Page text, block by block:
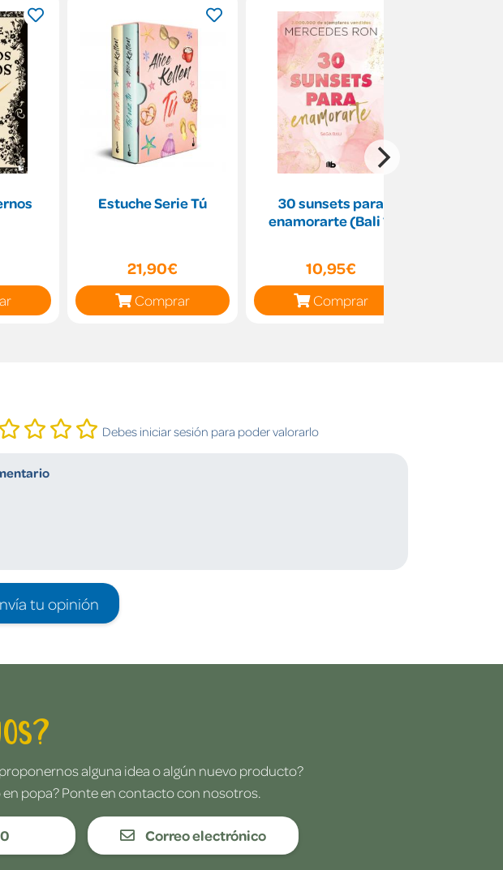
Estuche Serie Tú
21,90€
Comprar
30 sunsets para
enamorarte (Bali 1)
10,95€
Comprar
Debes iniciar sesión para poder valorarlo
tu opinión
alguna idea o algún nuevo producto?
popa? Ponte en contacto con nosotros.
Correo electrónico